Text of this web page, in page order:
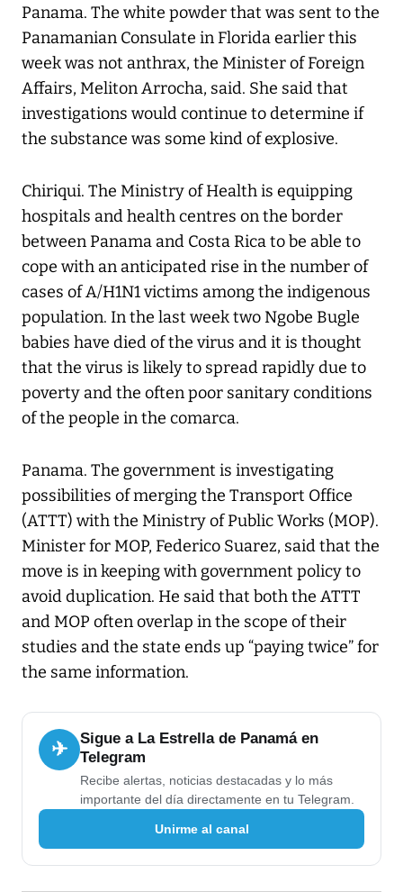
Panama. The white powder that was sent to the
Panamanian Consulate in Florida earlier this
week was not anthrax, the Minister of Foreign
Affairs, Meliton Arrocha, said. She said that
investigations would continue to determine if
the substance was some kind of explosive.
Chiriqui. The Ministry of Health is equipping
hospitals and health centres on the border
between Panama and Costa Rica to be able to
cope with an anticipated rise in the number of
cases of A/H1N1 victims among the indigenous
population. In the last week two Ngobe Bugle
babies have died of the virus and it is thought
that the virus is likely to spread rapidly due to
poverty and the often poor sanitary conditions
of the people in the comarca.
Panama. The government is investigating
possibilities of merging the Transport Office
(ATTT) with the Ministry of Public Works (MOP).
Minister for MOP, Federico Suarez, said that the
move is in keeping with government policy to
avoid duplication. He said that both the ATTT
and MOP often overlap in the scope of their
studies and the state ends up “paying twice” for
the same information.
✈
Sigue a La Estrella de Panamá en
Telegram
Recibe alertas, noticias destacadas y lo más
importante del día directamente en tu Telegram.
Unirme al canal